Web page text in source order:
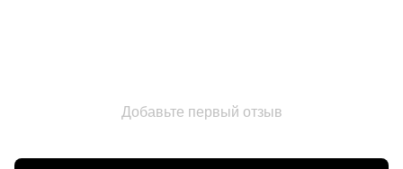
Добавьте первый отзыв